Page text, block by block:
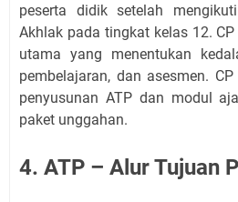
peserta didik setelah
Akhlak pada tingkat kelas 12.
utama yang menentukan
pembelajaran, dan asesmen.
penyusunan ATP dan modul
paket unggahan.
4. ATP – Alur Tujuan